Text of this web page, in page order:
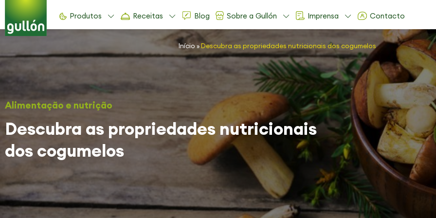
Produtos Receitas Blog Sobre a Gullón Imprensa Contacto
Início »Descubra as propriedades nutricionais dos cogumelos
Alimentação e nutrição
Descubra as propriedades nutricionais
dos cogumelos